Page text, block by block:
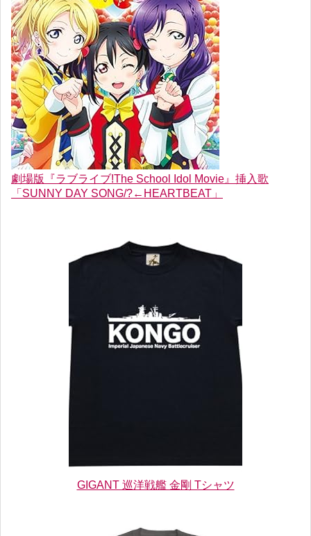
劇場版『ラブライブ!The School Idol Movie』挿入歌
「SUNNY DAY SONG/?←HEARTBEAT」
GIGANT 巡洋戦艦 金剛 Tシャツ